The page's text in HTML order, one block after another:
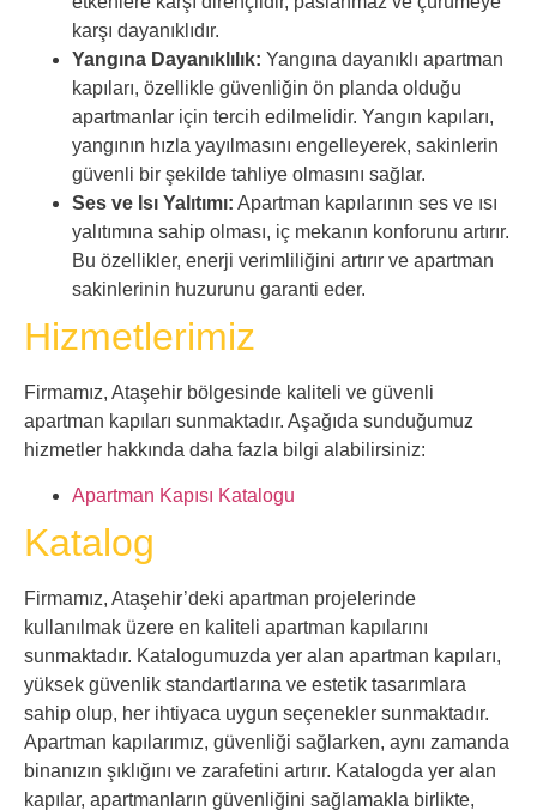
karşı dayanıklıdır.
Yangına Dayanıklılık: Yangına dayanıklı apartman
kapıları, özellikle güvenliğin ön planda olduğu
apartmanlar için tercih edilmelidir. Yangın kapıları,
yangının hızla yayılmasını engelleyerek, sakinlerin
güvenli bir şekilde tahliye olmasını sağlar.
Ses ve Isı Yalıtımı: Apartman kapılarının ses ve ısı
yalıtımına sahip olması, iç mekanın konforunu artırır.
Bu özellikler, enerji verimliliğini artırır ve apartman
sakinlerinin huzurunu garanti eder.
Hizmetlerimiz
Firmamız, Ataşehir bölgesinde kaliteli ve güvenli
apartman kapıları sunmaktadır. Aşağıda sunduğumuz
hizmetler hakkında daha fazla bilgi alabilirsiniz:
Apartman Kapısı Katalogu
Katalog
Firmamız, Ataşehir’deki apartman projelerinde
kullanılmak üzere en kaliteli apartman kapılarını
sunmaktadır. Katalogumuzda yer alan apartman kapıları,
yüksek güvenlik standartlarına ve estetik tasarımlara
sahip olup, her ihtiyaca uygun seçenekler sunmaktadır.
Apartman kapılarımız, güvenliği sağlarken, aynı zamanda
binanızın şıklığını ve zarafetini artırır. Katalogda yer alan
kapılar, apartmanların güvenliğini sağlamakla birlikte,